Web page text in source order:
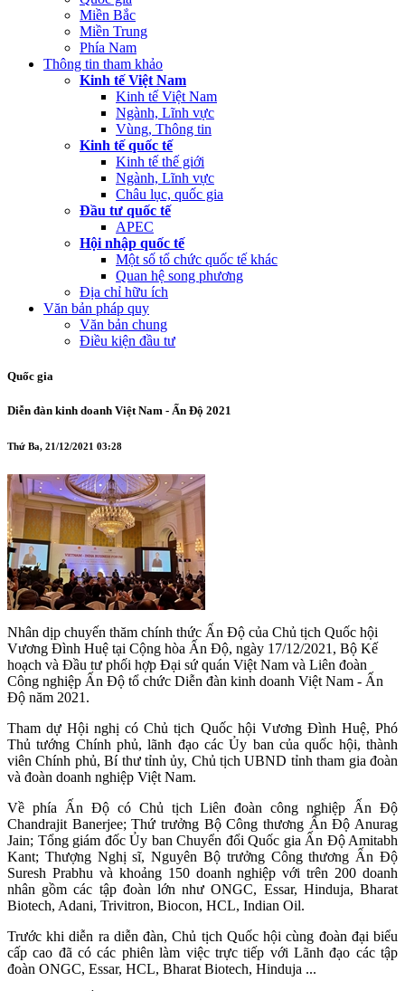
Miền Bắc
Miền Trung
Phía Nam
Thông tin tham khảo
Kinh tế Việt Nam
Kinh tế Việt Nam
Ngành, Lĩnh vực
Vùng, Thông tin
Kinh tế quốc tế
Kinh tế thế giới
Ngành, Lĩnh vực
Châu lục, quốc gia
Đầu tư quốc tế
APEC
Hội nhập quốc tế
Một số tổ chức quốc tế khác
Quan hệ song phương
Địa chỉ hữu ích
Văn bản pháp quy
Văn bản chung
Điều kiện đầu tư
Quốc gia
Diễn đàn kinh doanh Việt Nam - Ấn Độ 2021
Thứ Ba, 21/12/2021 03:28
Nhân dịp chuyến thăm chính thức Ấn Độ của Chủ tịch Quốc hội
Vương Đình Huệ tại Cộng hòa Ấn Độ, ngày 17/12/2021, Bộ Kế
hoạch và Đầu tư phối hợp Đại sứ quán Việt Nam và Liên đoàn
Công nghiệp Ấn Độ tổ chức Diễn đàn kinh doanh Việt Nam - Ấn
Độ năm 2021.
Tham dự Hội nghị có Chủ tịch Quốc hội Vương Đình Huệ, Phó
Thủ tướng Chính phủ, lãnh đạo các Ủy ban của quốc hội, thành
viên Chính phủ, Bí thư tỉnh ủy, Chủ tịch UBND tỉnh tham gia đoàn
và đoàn doanh nghiệp Việt Nam.
Về phía Ấn Độ có Chủ tịch Liên đoàn công nghiệp Ấn Độ
Chandrajit Banerjee; Thứ trưởng Bộ Công thương Ấn Độ Anurag
Jain; Tổng giám đốc Ủy ban Chuyển đổi Quốc gia Ấn Độ Amitabh
Kant; Thượng Nghị sĩ, Nguyên Bộ trưởng Công thương Ấn Độ
Suresh Prabhu và khoảng 150 doanh nghiệp với trên 200 doanh
nhân gồm các tập đoàn lớn như ONGC, Essar, Hinduja, Bharat
Biotech, Adani, Trivitron, Biocon, HCL, Indian Oil.
Trước khi diễn ra diễn đàn, Chủ tịch Quốc hội cùng đoàn đại biểu
cấp cao đã có các phiên làm việc trực tiếp với Lãnh đạo các tập
đoàn ONGC, Essar, HCL, Bharat Biotech, Hinduja ...